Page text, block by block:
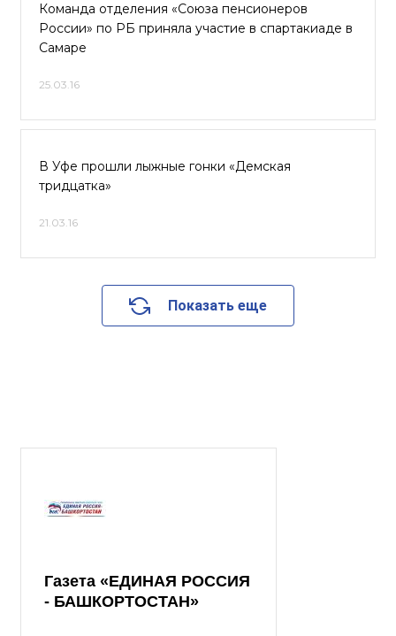
Команда отделения «Союза пенсионеров
России» по РБ приняла участие в спартакиаде в
Самаре
25.03.16
В Уфе прошли лыжные гонки «Демская
тридцатка»
21.03.16
Показать еще
Газета «ЕДИНАЯ РОССИЯ
- БАШКОРТОСТАН»